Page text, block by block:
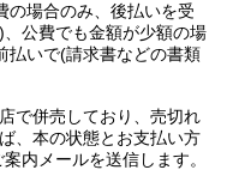
の場合のみ、後払いを受
公費でも金額が少額の場
払いで(請求書などの書類
で併売しており、売切れ
、本の状態とお支払い方
内メールを送信します。